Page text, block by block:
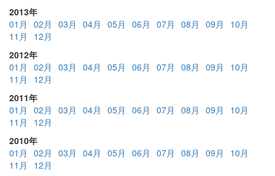
2013年
01月
02月 03月 04月 05月 06月 07月 08月 09月
10月
11月
12月
2012年
01月
02月 03月 04月 05月 06月 07月 08月 09月
10月
11月
12月
2011年
01月
02月 03月 04月 05月 06月 07月 08月 09月
10月
11月
12月
2010年
01月
02月 03月 04月 05月 06月 07月 08月 09月
10月
11月
12月